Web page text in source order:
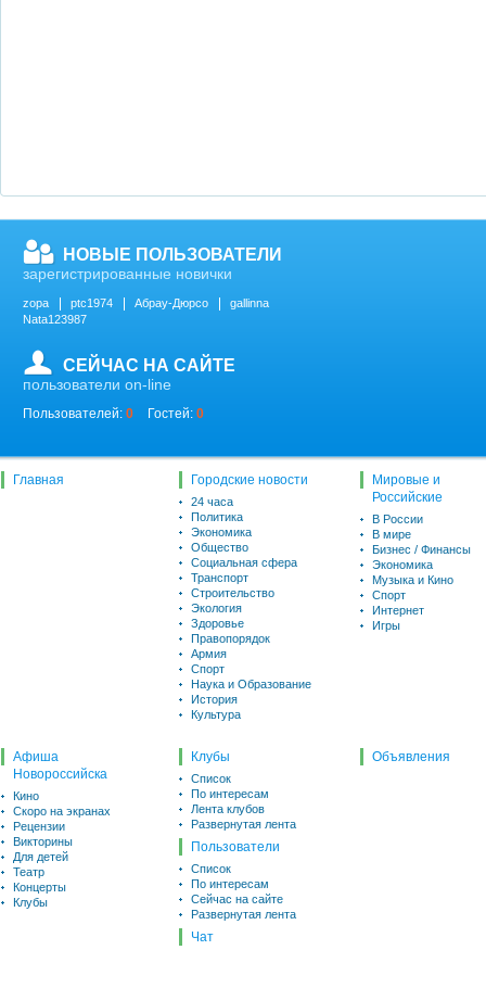
НОВЫЕ ПОЛЬЗОВАТЕЛИ
зарегистрированные новички
zopa ptc1974 Абрау-Дюрсо
gallinna
Nata123987
СЕЙЧАС НА САЙТЕ
пользователи on-line
Пользователей: 0 Гостей: 0
Главная Городские новости
24 часа
Политика
Экономика
Общество
Социальная сфера
Транспорт
Строительство
Экология
Здоровье
Правопорядок
Армия
Спорт
Наука и Образование
История
Культура
Мировые и
Российские
В России
В мире
Бизнес / Финансы
Экономика
Музыка и Кино
Спорт
Интернет
Игры
Афиша
Новороссийска
Кино
Скоро на экранах
Рецензии
Викторины
Для детей
Театр
Концерты
Клубы
Клубы
Список
По интересам
Лента клубов
Развернутая лента
Пользователи
Список
По интересам
Сейчас на сайте
Развернутая лента
Чат
Объявления